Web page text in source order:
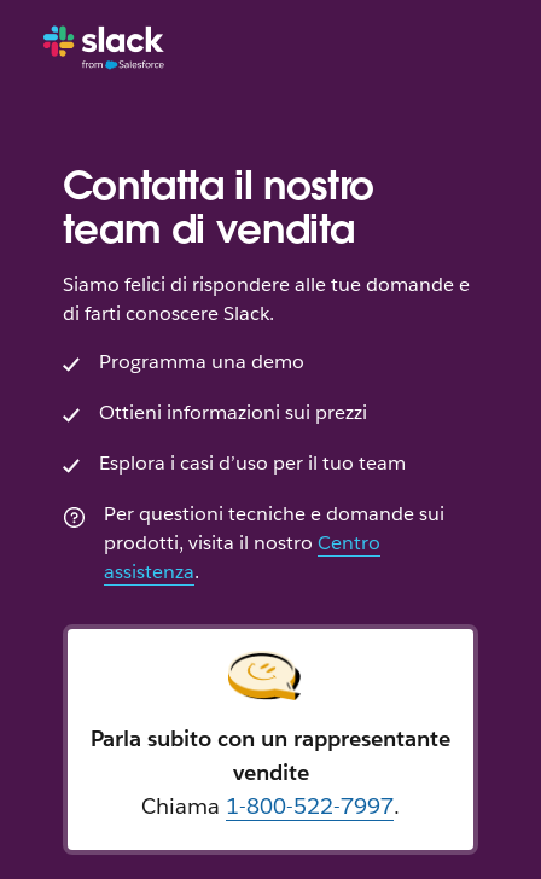
Contatta il nostro
team di vendita
Siamo felici di rispondere alle tue domande e
di farti conoscere Slack.
Programma una demo
Ottieni informazioni sui prezzi
Esplora i casi d’uso per il tuo team
Per questioni tecniche e domande sui
prodotti, visita il nostro Centro
assistenza.
Parla subito con un rappresentante
vendite
Chiama 1-800-522-7997.